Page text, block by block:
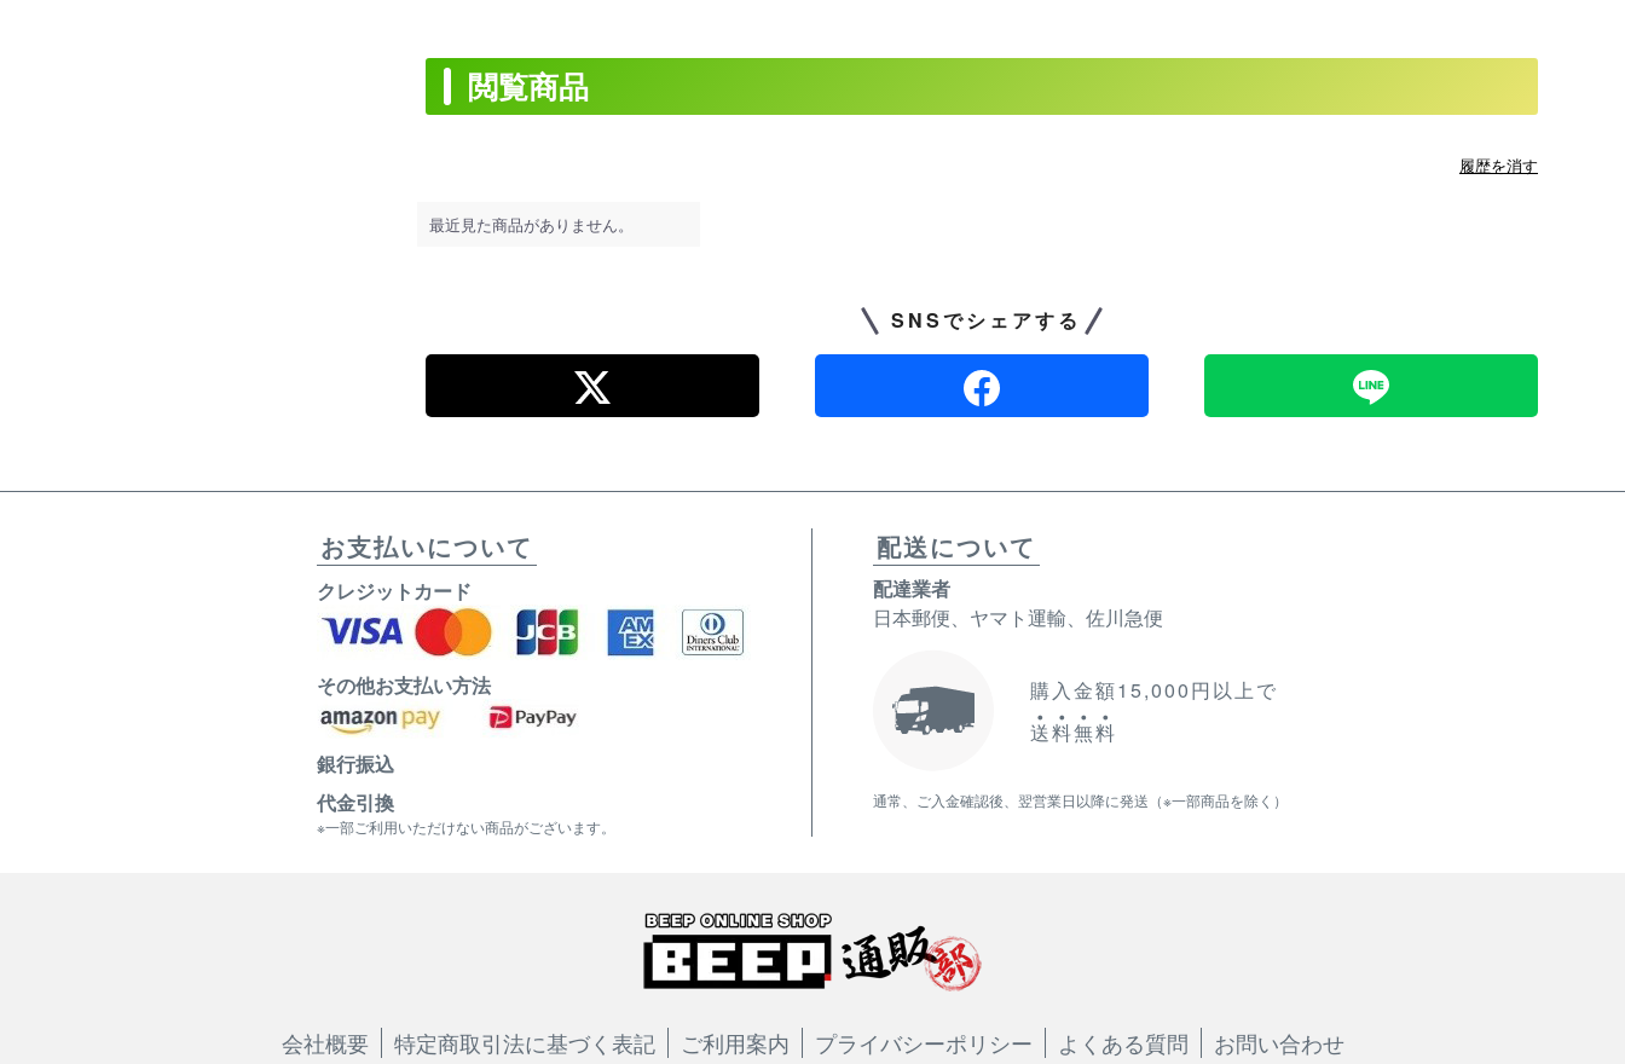
閲覧商品
履歴を消す
最近見た商品がありません。
SNSでシェアする
お支払いについて
クレジットカード
その他お支払い方法
銀行振込
代金引換
※一部ご利用いただけない商品がございます。
配送について
配達業者
日本郵便、ヤマト運輸、佐川急便
購入金額15,000円以上で
送料無料
通常、ご入金確認後、翌営業日以降に発送（※一部商品を除く）
会社概要 特定商取引法に基づく表記 ご利用案内 プライバシーポリシー よくある質問 お問い合わせ